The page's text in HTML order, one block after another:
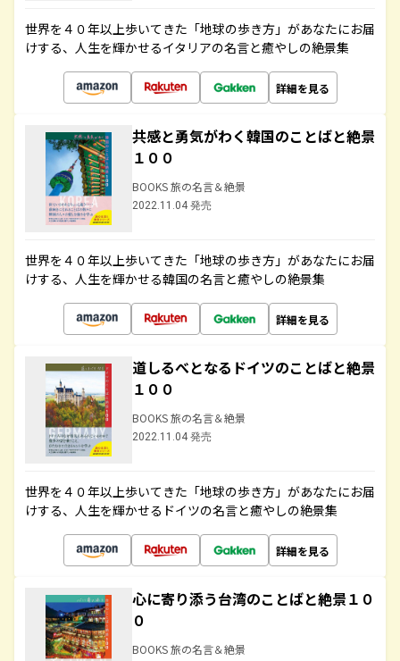
世界を４０年以上歩いてきた「地球の歩き方」があなたにお届
けする、人生を輝かせるイタリアの名言と癒やしの絶景集
詳細を見る
共感と勇気がわく韓国のことばと絶景
１００
BOOKS 旅の名言＆絶景
2022.11.04 発売
世界を４０年以上歩いてきた「地球の歩き方」があなたにお届
けする、人生を輝かせる韓国の名言と癒やしの絶景集
詳細を見る
道しるべとなるドイツのことばと絶景
１００
BOOKS 旅の名言＆絶景
2022.11.04 発売
世界を４０年以上歩いてきた「地球の歩き方」があなたにお届
けする、人生を輝かせるドイツの名言と癒やしの絶景集
詳細を見る
心に寄り添う台湾のことばと絶景１０
０
BOOKS 旅の名言＆絶景